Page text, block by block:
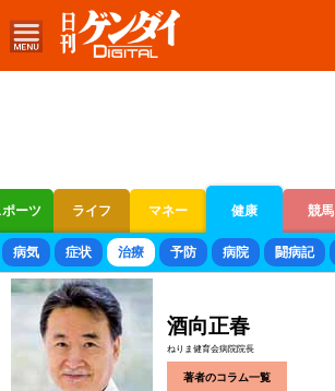
ーツ ライフ マネー 健康 競馬
ボートレース 競輪 オートレース
病気 症状 治療 予防 病院 闘病記
酒向正春
ねりま健育会病院院長
著者のコラム一覧